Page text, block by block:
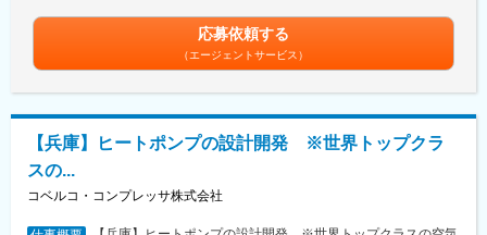
応募依頼する
（エージェントサービス）
【兵庫】ヒートポンプの設計開発 ※世界トップクラ
スの...
コベルコ・コンプレッサ株式会社